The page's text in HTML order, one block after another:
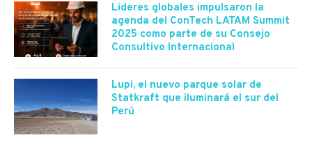
Líderes globales impulsaron la
agenda del ConTech LATAM Summit
2025 como parte de su Consejo
Consultivo Internacional
Lupi, el nuevo parque solar de
Statkraft que iluminará el sur del
Perú